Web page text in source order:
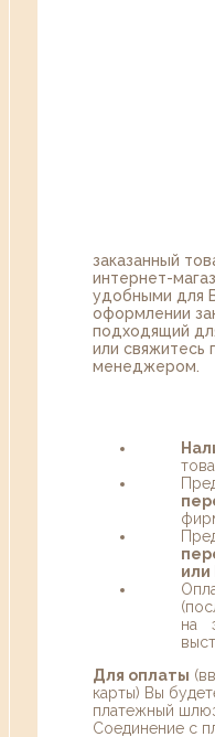
заказанный
интернет-
удобными для
оформлении
подходящий
или свяжитесь
менеджером.
или
на
Для оплаты
карты) Вы
платежный
Соединение с